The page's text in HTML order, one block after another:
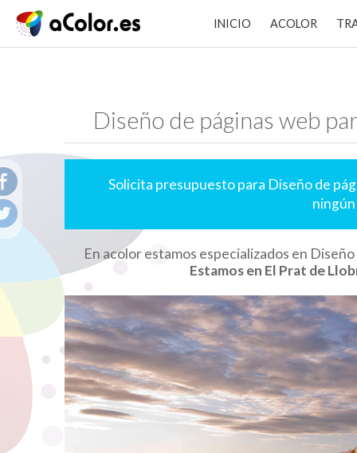
INICIO ACOLOR
Diseño de páginas web
Solicita presupuesto para Diseño de
En acolor estamos especializados en
Estamos en El Prat de